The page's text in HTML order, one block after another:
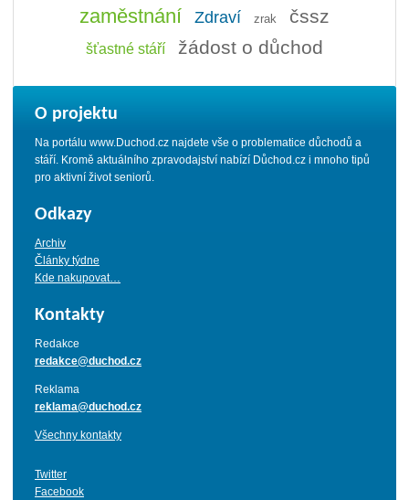
zaměstnání Zdraví zrak čssz
šťastné stáří žádost o důchod
O projektu
Na portálu www.Duchod.cz najdete vše o problematice důchodů a
stáří. Kromě aktuálního zpravodajství nabízí Důchod.cz i mnoho tipů
pro aktivní život seniorů.
Odkazy
Archiv
Články týdne
Kde nakupovat…
Kontakty
Redakce
redakce@duchod.cz
Reklama
reklama@duchod.cz
Všechny kontakty
Twitter
Facebook